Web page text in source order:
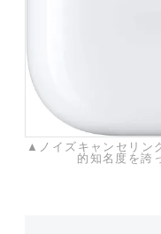
▲ノイズキャンセリン
的知名度を誇